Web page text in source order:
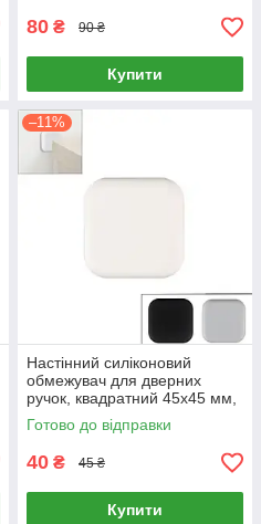
80 ₴ 90 ₴
Купити
–11%
Настінний силіконовий
обмежувач для дверних
ручок, квадратний 45х45 мм,
різні кольори
Готово до відправки
40 ₴ 45 ₴
Купити